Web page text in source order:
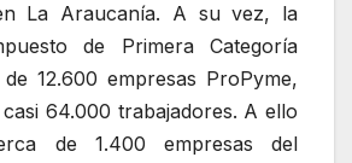
La Araucanía. A su vez, la
de Primera Categoría
12.600 empresas ProPyme,
64.000 trabajadores. A ello
de 1.400 empresas del